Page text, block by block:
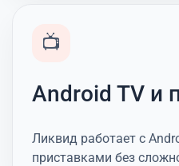
📺
Android TV и
Ликвид работает с
приставками без